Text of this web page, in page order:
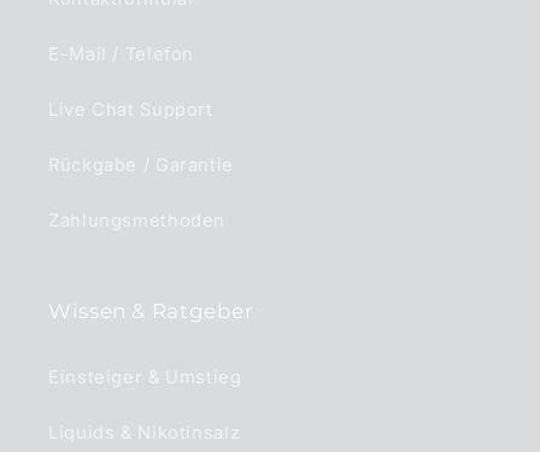
E-Mail / Telefon
Live Chat Support
Rückgabe / Garantie
Zahlungsmethoden
Wissen & Ratgeber
Einsteiger & Umstieg
Liquids & Nikotinsalz